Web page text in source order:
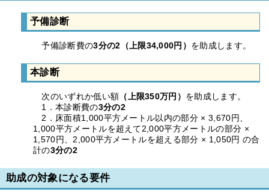
予備診断
予備診断費の3分の2（上限34,000円） を助成します。
本診断
次のいずれか低い額 （上限350万円） を助成します。
1．本診断費の3分の2
2．床面積1,000平方メートル以内の部分 × 3,670円、
1,000平方メートルを超えて2,000平方メートルの部分 ×
1,570円、2,000平方メートルを超える部分 × 1,050円 の合
計の3分の2
助成の対象になる要件